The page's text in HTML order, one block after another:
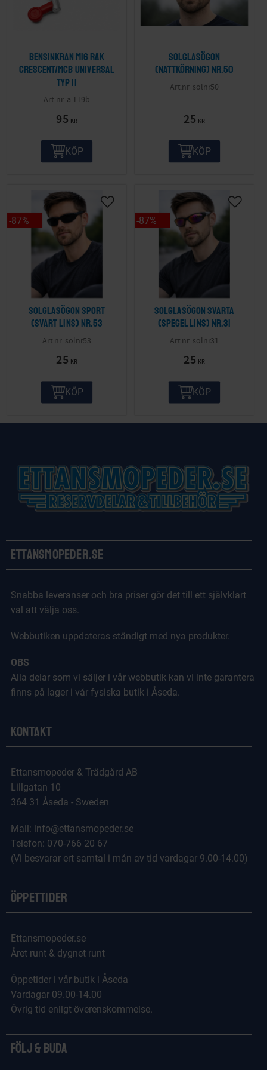
Bensinkran M16 Rak
Crescent/MCB Universal
Typ II
a-119b
95 KR
KÖP
Solglasögon
(nattkörning) nr.50
solnr50
25 KR
KÖP
Solglasögon sport
(svart lins) nr.53
solnr53
25 KR
87%
KÖP
Solglasögon svarta
(spegel lins) nr.31
solnr31
25 KR
87%
KÖP
Ettansmopeder.se
Snabba leveranser och bra priser gör det till ett självklart
val att välja oss.
Webbutiken uppdateras ständigt med nya produkter.
OBS
Alla delar som vi säljer i vår webbutik kan vi inte garantera
finns på lager i vår fysiska butik i Åseda.
Kontakt
Ettansmopeder & Trädgård AB
Lillgatan 10
364 31 Åseda - Sweden
Mail: info@ettansmopeder.se
Telefon: 070-766 20 67
(Vi besvarar ert samtal i mån av tid vardagar 9.00-14.00)
Öppettider
Ettansmopeder.se
Året runt & dygnet runt
Öppetider i vår butik i Åseda
Vardagar 09.00-14.00
Övrig tid enligt överenskommelse.
Följ & Buda